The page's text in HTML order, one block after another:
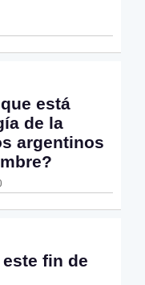
está
de la
argentinos
fin de